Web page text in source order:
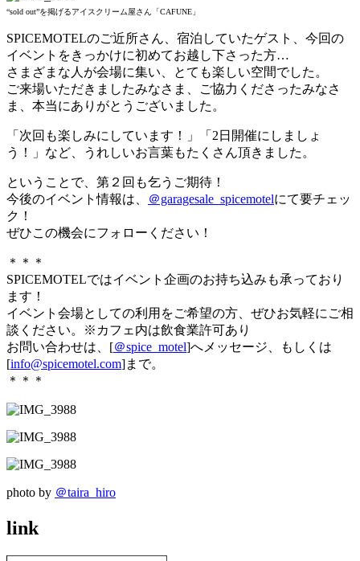
“sold out”を掲げるアイスクリーム屋さん「CAFUNE」
SPICEMOTELのご近所さん、宿泊していたゲスト、今回の
イベントをきっかけに初めてお越し下さった方…
さまざまな人が会場に集い、とても楽しい空間でした。
ご来場いただきましたみなさま、ご協力くださったみなさ
ま、本当にありがとうございました。
「次回も楽しみにしています！」「2日開催にしましょ
う！」など、うれしいお言葉もたくさん頂きました。
ということで、第２回も乞うご期待！
今後のイベント情報は、
＠garagesale_spicemotelにて要チェッ
ク！
ぜひこの機会にフォローください！
＊＊＊
SPICEMOTELではイベント企画のお持ち込みも承っており
ます！
イベント会場としての利用をご希望の方、ぜひお気軽にご相
談ください。※カフェ内は飲食業許可あり
お問い合わせは、[＠spice_motel]へメッセージ、もしくは
[info@spicemotel.com]まで。
＊＊＊
photo by ＠taira_hiro
link